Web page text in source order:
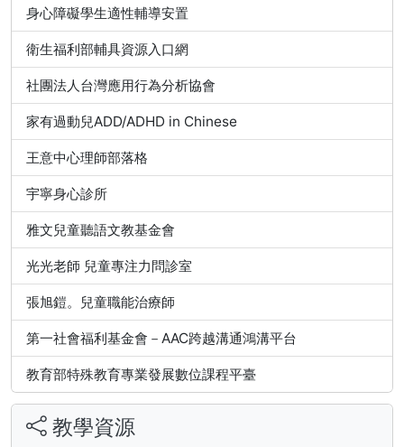
身心障礙學生適性輔導安置
衛生福利部輔具資源入口網
社團法人台灣應用行為分析協會
家有過動兒ADD/ADHD in Chinese
王意中心理師部落格
宇寧身心診所
雅文兒童聽語文教基金會
光光老師 兒童專注力問診室
張旭鎧。兒童職能治療師
第一社會福利基金會－AAC跨越溝通鴻溝平台
教育部特殊教育專業發展數位課程平臺
教學資源